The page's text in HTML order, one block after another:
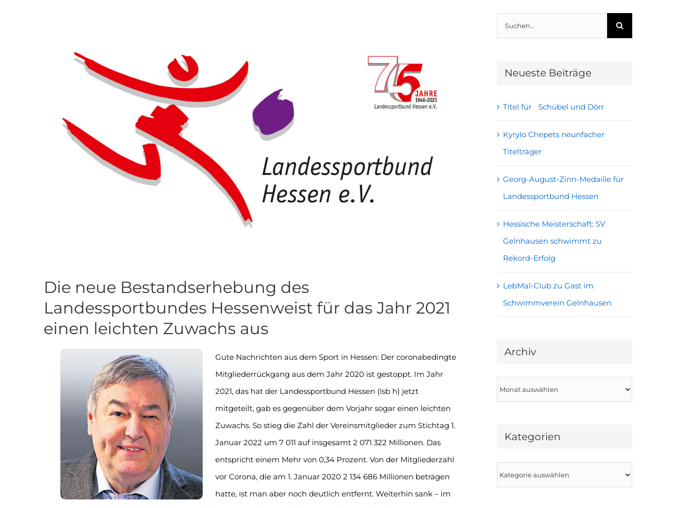
Die neue Bestandserhebung des
Landessportbundes Hessenweist für das Jahr 2021
einen leichten Zuwachs aus
Gute Nachrichten aus dem Sport in Hessen: Der coronabedingte
Mitgliederrückgang aus dem Jahr 2020 ist gestoppt. Im Jahr
2021, das hat der Landessportbund Hessen (lsb h) jetzt
mitgeteilt, gab es gegenüber dem Vorjahr sogar einen leichten
Zuwachs. So stieg die Zahl der Vereinsmitglieder zum Stichtag 1.
Januar 2022 um 7 011 auf insgesamt 2 071 322 Millionen. Das
entspricht einem Mehr von 0,34 Prozent. Von der Mitgliederzahl
vor Corona, die am 1. Januar 2020 2 134 686 Millionen betragen
hatte, ist man aber noch deutlich entfernt. Weiterhin sank – im
Suche
nach:
Neueste Beiträge
Titel für Schübel und Dörr
Kyrylo Chepets neunfacher
Titelträger
Georg-August-Zinn-Medaille für
Landessportbund Hessen
Hessische Meisterschaft: SV
Gelnhausen schwimmt zu
Rekord-Erfolg
LebMal-Club zu Gast im
Schwimmverein Gelnhausen
Archiv
Kategorien